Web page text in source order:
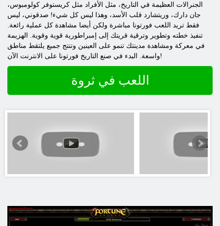
الجنرالات العظيمة في التاريخ، مثل الأفراد مثل كريستوفر كولومبوس،
جان دارك، وريتشارد قلب الأسد، وهذا ليس كل شيء! صدقوني، ليس
فقط تريد اللعب فورتونا مباشرة ولكن أيضا مشاهدة كل عملية رائعة.
تنفيذ خطته وتطوير وترقية قريتك إلى إمبراطورية قوية وقوية. الهزيمة
في معركة ومشاهدة مدينتك تنمو على العينين وتنتج جميع يلتقط مناطق
واسعة. البدء في صنع التاريخ فورتونا على الانترنت الآن!
اللعب في ثروة